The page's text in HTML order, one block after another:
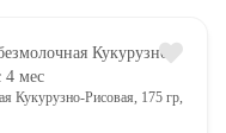
Рисовая, 175 гр,